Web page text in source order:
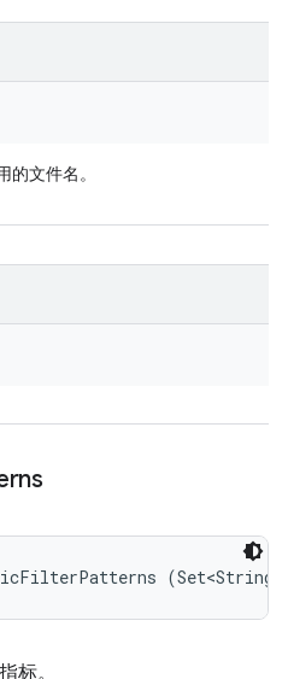
的文件名。
(Set<String>
标。